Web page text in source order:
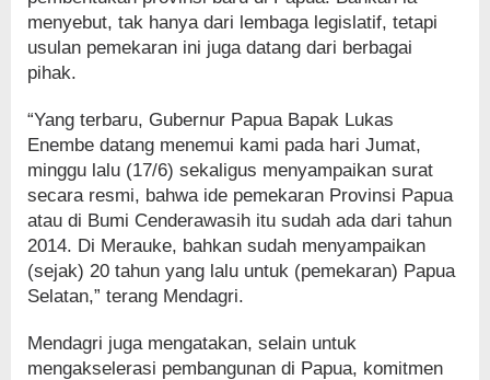
menyebut, tak hanya dari lembaga legislatif, tetapi
usulan pemekaran ini juga datang dari berbagai
pihak.
“Yang terbaru, Gubernur Papua Bapak Lukas
Enembe datang menemui kami pada hari Jumat,
minggu lalu (17/6) sekaligus menyampaikan surat
secara resmi, bahwa ide pemekaran Provinsi Papua
atau di Bumi Cenderawasih itu sudah ada dari tahun
2014. Di Merauke, bahkan sudah menyampaikan
(sejak) 20 tahun yang lalu untuk (pemekaran) Papua
Selatan,” terang Mendagri.
Mendagri juga mengatakan, selain untuk
mengakselerasi pembangunan di Papua, komitmen